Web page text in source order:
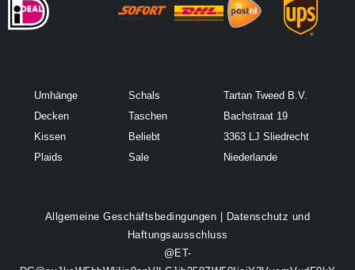
Umhänge
Decken
Kissen
Plaids
Schals
Taschen
Beliebt
Sale
Tartan Tweed B.V.
Bachstraat 19
3363 LJ Sliedrecht
Niederlande
Allgemeine Geschäftsbedingungen
Datenschutz und
Haftungsausschluss
@ET-